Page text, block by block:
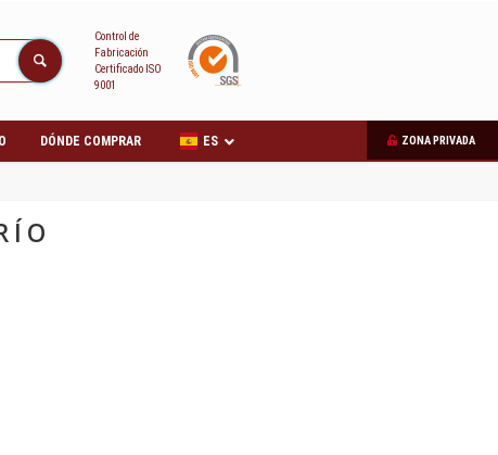
Control de
Fabricación
Certificado ISO
9001
DÓNDE COMPRAR ZONA PRIVADA
ES